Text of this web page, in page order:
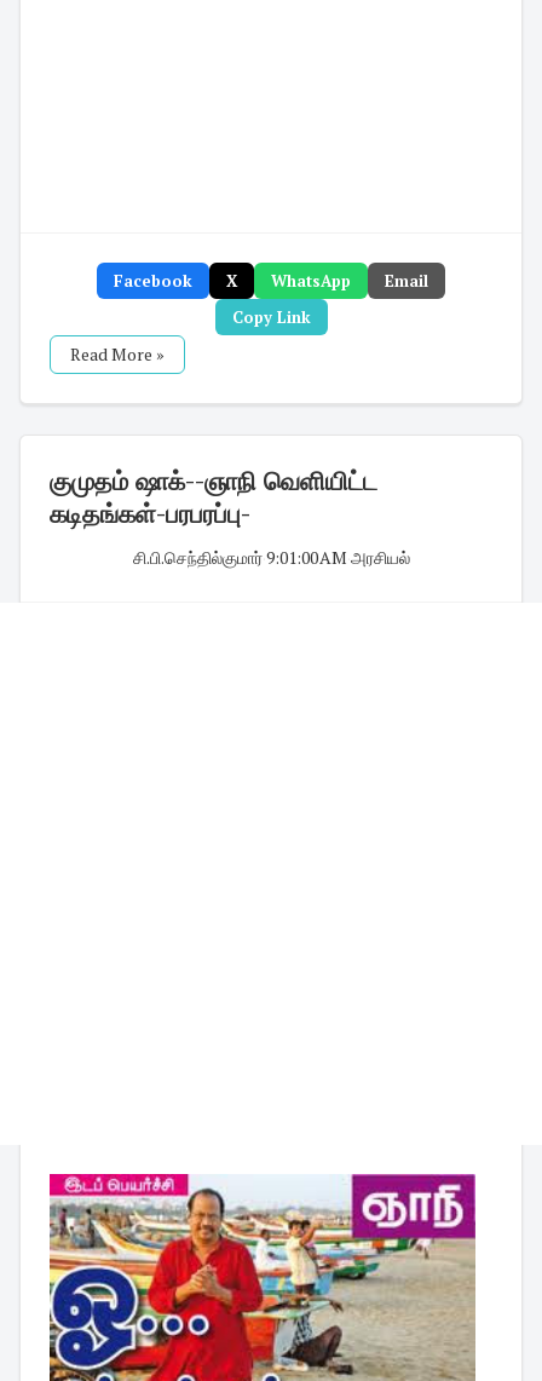
Facebook X WhatsApp
Email
Copy Link
Read More »
குமுதம் ஷாக்--ஞாநி வெளியிட்ட
கடிதங்கள்-பரபரப்பு-
சி.பி.செந்தில்குமார்·9:01:00 AM அரசியல்